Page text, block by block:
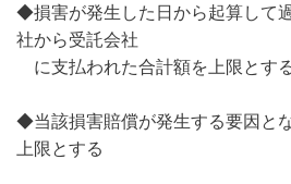
◆損害が発生した日から起算して
社から受託会社
に支払われた合計額を上限とす
◆当該損害賠償が発生する要因と
上限とする